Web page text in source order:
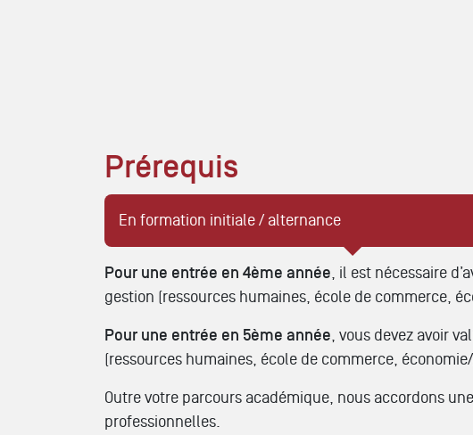
Prérequis
En formation initiale / alternance
Pour une entrée en 4ème année, il est nécessaire
gestion (ressources humaines, école de commerce,
Pour une entrée en 5ème année, vous devez avoir
(ressources humaines, école de commerce,
Outre votre parcours académique, nous accordons
professionnelles.